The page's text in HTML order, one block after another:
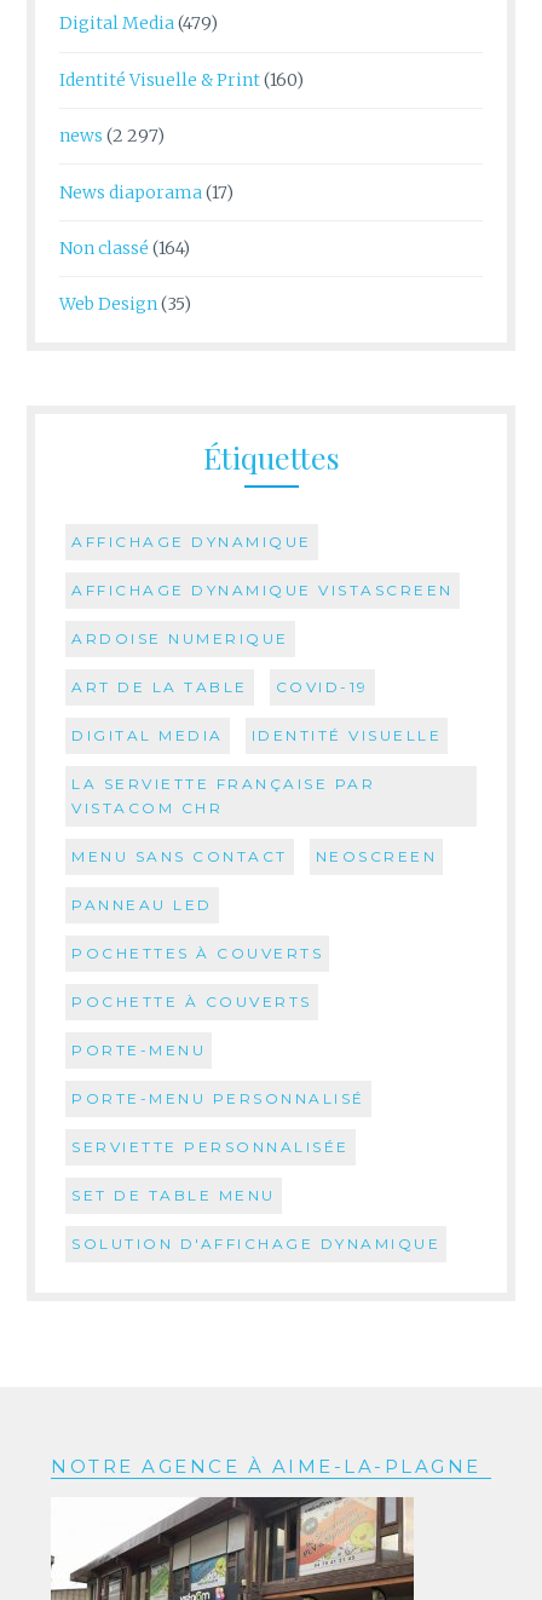
Digital Media(479)
Identité Visuelle & Print(160)
news (2 297)
News diaporama (17)
Non classé (164)
Web Design(35)
Étiquettes
AFFICHAGE DYNAMIQUE
AFFICHAGE DYNAMIQUE VISTASCREEN
ARDOISE NUMERIQUE
ART DE LA TABLE COVID-19
DIGITAL MEDIA IDENTITÉ VISUELLE
LA SERVIETTE FRANÇAISE PAR
VISTACOM CHR
MENU SANS CONTACT NEOSCREEN
PANNEAU LED
POCHETTES À COUVERTS
POCHETTE À COUVERTS
PORTE-MENU
PORTE-MENU PERSONNALISÉ
SERVIETTE PERSONNALISÉE
SET DE TABLE MENU
SOLUTION D'AFFICHAGE DYNAMIQUE
NOTRE AGENCE À AIME-LA-PLAGNE